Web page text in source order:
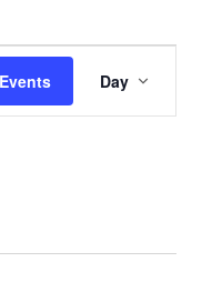
Events
Views
Day